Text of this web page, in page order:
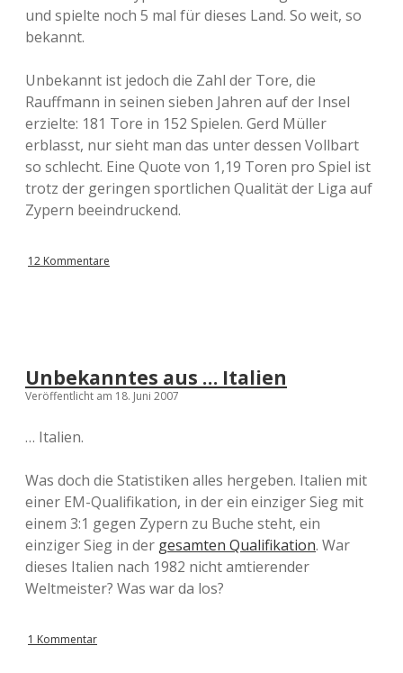
s
e
r
E
M
Q
u
a
l
i
u
und spielte noch 5 mal für dieses Land. So weit, so
bekannt.
Unbekannt ist jedoch die Zahl der Tore, die
Rauffmann in seinen sieben Jahren auf der Insel
erzielte: 181 Tore in 152 Spielen. Gerd Müller
erblasst, nur sieht man das unter dessen Vollbart
so schlecht. Eine Quote von 1,19 Toren pro Spiel ist
trotz der geringen sportlichen Qualität der Liga auf
Zypern beeindruckend.
12 Kommentare
Unbekanntes aus … Italien
Veröffentlicht am 18. Juni 2007
… Italien.
Was doch die Statistiken alles hergeben. Italien mit
einer EM-Qualifikation, in der ein einziger Sieg mit
einem 3:1 gegen Zypern zu Buche steht, ein
einziger Sieg in der gesamten Qualifikation. War
dieses Italien nach 1982 nicht amtierender
Weltmeister? Was war da los?
1 Kommentar